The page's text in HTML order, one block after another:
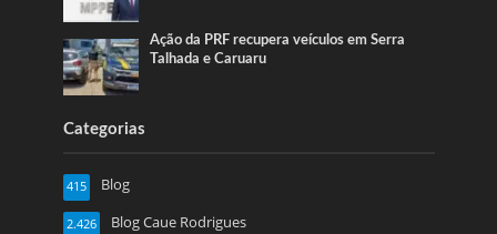
Ação da PRF recupera veículos em Serra
Talhada e Caruaru
Categorias
Blog
415
Blog Caue Rodrigues
2.426